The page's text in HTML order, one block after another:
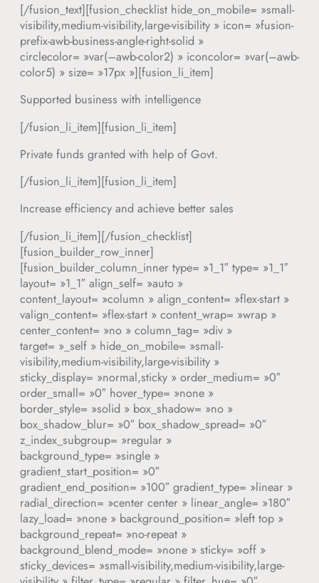
[/fusion_text][fusion_checklist hide_on_mobile= »small-
visibility,medium-visibility,large-visibility » icon= »fusion-
prefix-awb-business-angle-right-solid »
circlecolor= »var(–awb-color2) » iconcolor= »var(–awb-
color5) » size= »17px »][fusion_li_item]
Supported business with intelligence
[/fusion_li_item][fusion_li_item]
Private funds granted with help of Govt.
[/fusion_li_item][fusion_li_item]
Increase efficiency and achieve better sales
[/fusion_li_item][/fusion_checklist]
[fusion_builder_row_inner]
[fusion_builder_column_inner type= »1_1″ type= »1_1″
layout= »1_1″ align_self= »auto »
content_layout= »column » align_content= »flex-start »
valign_content= »flex-start » content_wrap= »wrap »
center_content= »no » column_tag= »div »
target= »_self » hide_on_mobile= »small-
visibility,medium-visibility,large-visibility »
sticky_display= »normal,sticky » order_medium= »0″
order_small= »0″ hover_type= »none »
border_style= »solid » box_shadow= »no »
box_shadow_blur= »0″ box_shadow_spread= »0″
z_index_subgroup= »regular »
background_type= »single »
gradient_start_position= »0″
gradient_end_position= »100″ gradient_type= »linear »
radial_direction= »center center » linear_angle= »180″
lazy_load= »none » background_position= »left top »
background_repeat= »no-repeat »
background_blend_mode= »none » sticky= »off »
sticky_devices= »small-visibility,medium-visibility,large-